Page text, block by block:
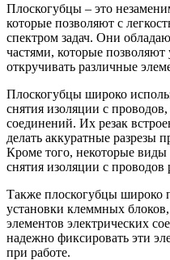
Плоскогубцы – это
которые позволяют с
спектром задач. Они
частями, которые
откручивать различные
Плоскогубцы широко
снятия изоляции с
соединений. Их резак
делать аккуратные разрезы
Кроме того, некоторые
снятия изоляции с проводов
Также плоскогубцы широко
установки клеммных
элементов электрических
надежно фиксировать эти
при работе.